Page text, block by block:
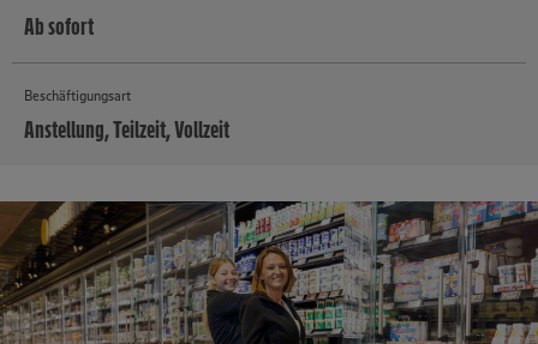
Ab sofort
Beschäftigungsart
Anstellung, Teilzeit, Vollzeit